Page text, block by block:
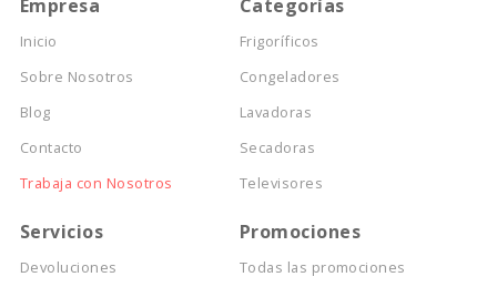
Empresa
Inicio
Sobre Nosotros
Blog
Contacto
Trabaja con Nosotros
Categorías
Frigoríficos
Congeladores
Lavadoras
Secadoras
Televisores
Servicios
Devoluciones
Promociones
Todas las promociones